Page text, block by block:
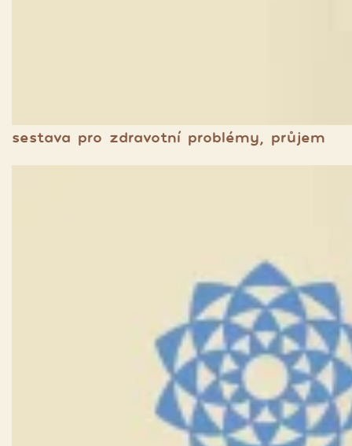
sestava pro zdravotní problémy, průjem